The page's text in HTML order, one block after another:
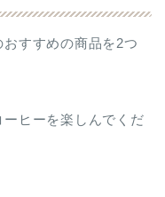
すすめの商品を2つ
ヒーを楽しんでくだ